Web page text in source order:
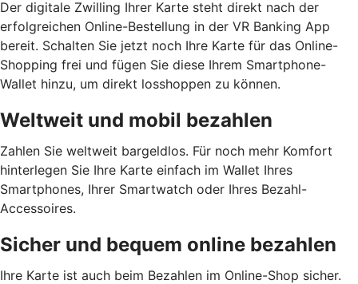
Der digitale Zwilling Ihrer Karte steht direkt nach der
erfolgreichen Online-Bestellung in der VR Banking App
bereit. Schalten Sie jetzt noch Ihre Karte für das Online-
Shopping frei und fügen Sie diese Ihrem Smartphone-
Wallet hinzu, um direkt losshoppen zu können.
Weltweit und mobil bezahlen
Zahlen Sie weltweit bargeldlos. Für noch mehr Komfort
hinterlegen Sie Ihre Karte einfach im Wallet Ihres
Smartphones, Ihrer Smartwatch oder Ihres Bezahl-
Accessoires.
Sicher und bequem online bezahlen
Ihre Karte ist auch beim Bezahlen im Online-Shop sicher.